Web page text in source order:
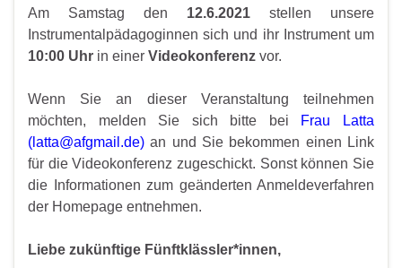
Am Samstag den 12.6.2021 stellen unsere
Instrumentalpädagoginnen sich und ihr Instrument um
10:00 Uhr in einer Videokonferenz vor.
Wenn Sie an dieser Veranstaltung teilnehmen
möchten, melden Sie sich bitte bei Frau Latta
( latta@afgmail.de) an und Sie bekommen einen Link
für die Videokonferenz zugeschickt. Sonst können Sie
die Informationen zum geänderten Anmeldeverfahren
der Homepage entnehmen.
Liebe zukünftige Fünftklässler*innen,